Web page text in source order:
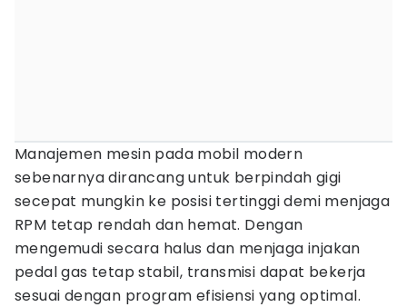
Manajemen mesin pada mobil modern
sebenarnya dirancang untuk berpindah gigi
secepat mungkin ke posisi tertinggi demi menjaga
RPM tetap rendah dan hemat. Dengan
mengemudi secara halus dan menjaga injakan
pedal gas tetap stabil, transmisi dapat bekerja
sesuai dengan program efisiensi yang optimal.